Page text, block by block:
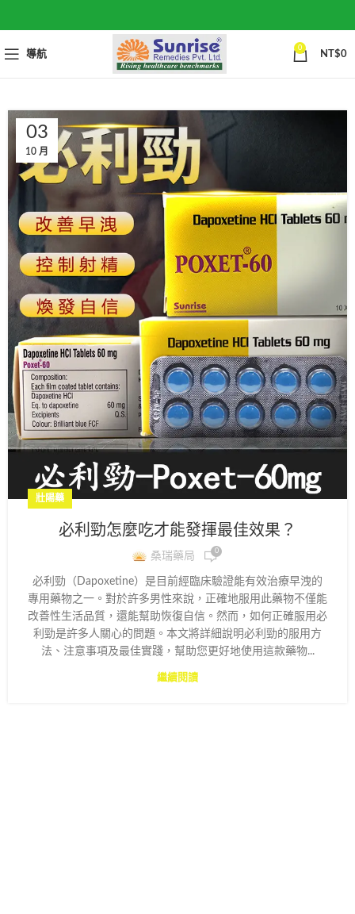
導航
0
NT$0
03
10 月
壯陽藥
必利勁怎麼吃才能發揮最佳效果？
桑瑞藥局 0
必利勁（Dapoxetine）是目前經臨床驗證能有效治療早洩的
專用藥物之一。對於許多男性來說，正確地服用此藥物不僅能
改善性生活品質，還能幫助恢復自信。然而，如何正確服用必
利勁是許多人關心的問題。本文將詳細說明必利勁的服用方
法、注意事項及最佳實踐，幫助您更好地使用這款藥物...
繼續閱讀